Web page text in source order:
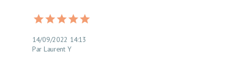
14/09/2022 14:13
Par Laurent Y